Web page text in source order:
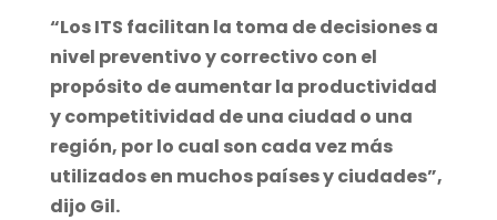
“Los ITS facilitan la toma de decisiones a
nivel preventivo y correctivo con el
propósito de aumentar la productividad
y competitividad de una ciudad o una
región, por lo cual son cada vez más
utilizados en muchos países y ciudades”,
dijo Gil.